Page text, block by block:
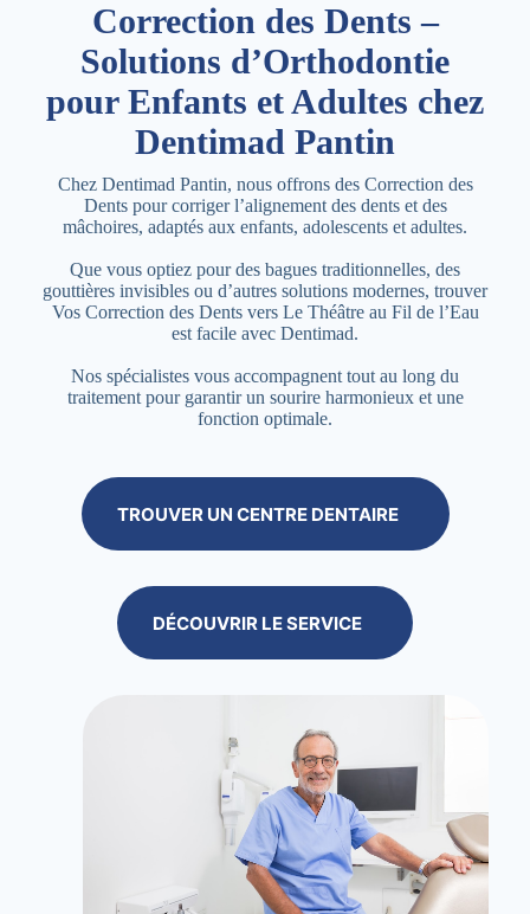
Correction des Dents –
Solutions d’Orthodontie
pour Enfants et Adultes chez
Dentimad Pantin
Chez Dentimad Pantin, nous offrons des Correction des
Dents pour corriger l’alignement des dents et des
mâchoires, adaptés aux enfants, adolescents et adultes.
Que vous optiez pour des bagues traditionnelles, des
gouttières invisibles ou d’autres solutions modernes, trouver
Vos Correction des Dents vers Le Théâtre au Fil de l’Eau
est facile avec Dentimad.
Nos spécialistes vous accompagnent tout au long du
traitement pour garantir un sourire harmonieux et une
fonction optimale.
TROUVER UN CENTRE DENTAIRE
DÉCOUVRIR LE SERVICE